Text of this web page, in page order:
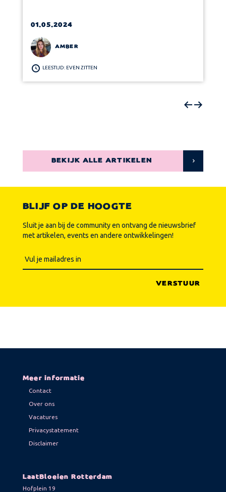
01.05.2024
AMBER
LEESTIJD: EVEN ZITTEN
BEKIJK ALLE ARTIKELEN
BLIJF OP DE HOOGTE
Sluit je aan bij de community en ontvang de nieuwsbrief
met artikelen, events en andere ontwikkelingen!
Meer informatie
Contact
Over ons
Vacatures
Privacystatement
Disclaimer
LaatBloeien Rotterdam
Hofplein 19